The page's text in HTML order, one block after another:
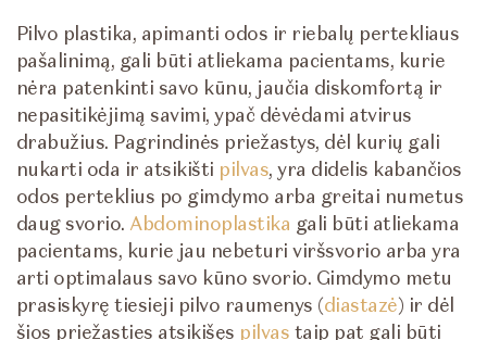
Pilvo plastika, apimanti odos ir riebalų pertekliaus
pašalinimą, gali būti atliekama pacientams, kurie
nėra patenkinti savo kūnu, jaučia diskomfortą ir
nepasitikėjimą savimi, ypač dėvėdami atvirus
drabužius. Pagrindinės priežastys, dėl kurių gali
nukarti oda ir atsikišti pilvas, yra didelis kabančios
odos perteklius po gimdymo arba greitai numetus
daug svorio. Abdominoplastika gali būti atliekama
pacientams, kurie jau nebeturi viršsvorio arba yra
arti optimalaus savo kūno svorio. Gimdymo metu
prasiskyrę tiesieji pilvo raumenys (diastazė) ir dėl
šios priežasties atsikišęs pilvas taip pat gali būti